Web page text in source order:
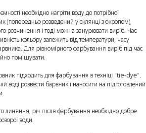
необхідно нагріти воду до потрібної
(попередньо розведений у склянці з окропом),
розчинення і тоді можна занурювати виріб. Час
кольору залежить від температури, часу
Для рівномірного фарбування виріб під час
помішувати.
підходить для фарбування в техніці "tie-dye".
воді розвести барвник і наносити на підготовлений
річ після фарбування необхідно добре
води.